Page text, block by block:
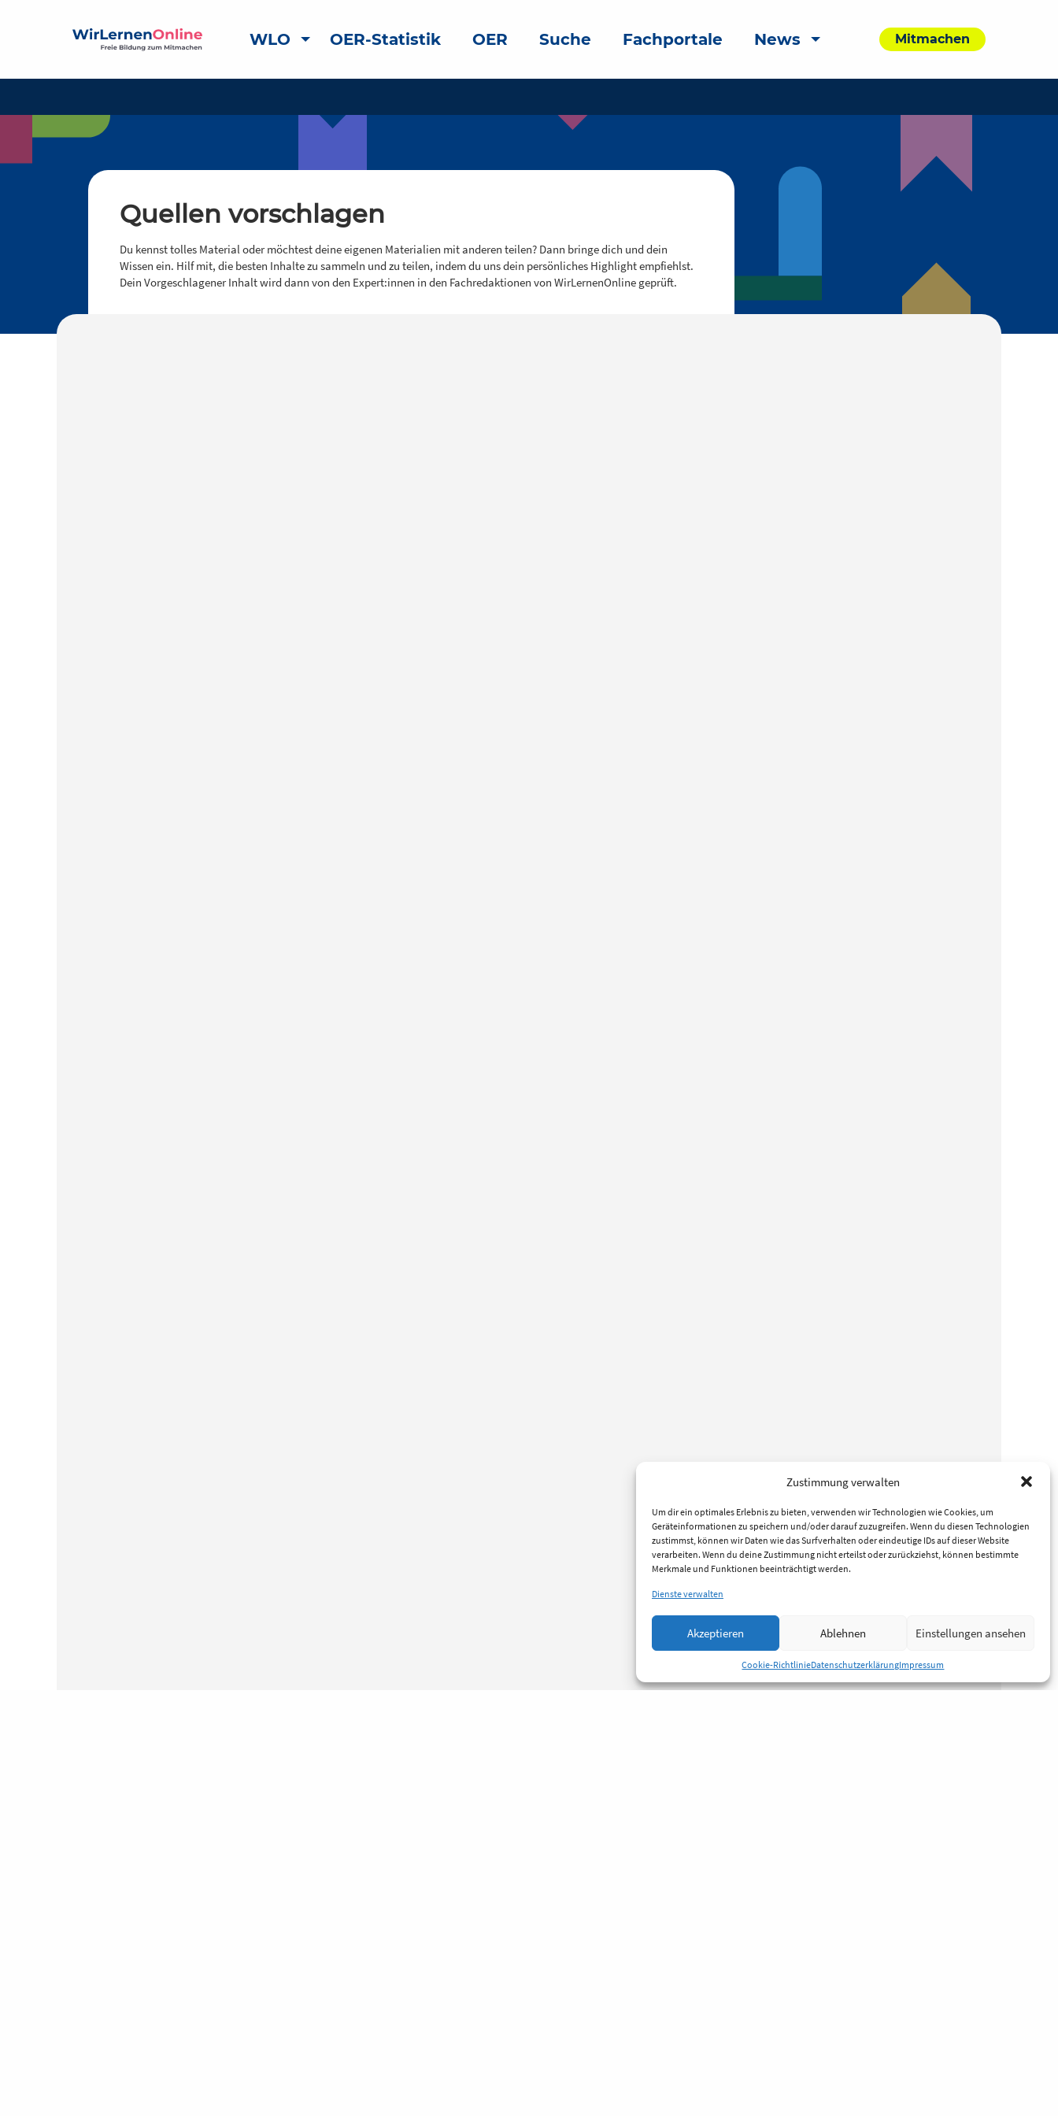
Zustimmung verwalten
Um dir ein optimales Erlebnis zu bieten, verwenden wir Technologien wie Cookies, um
Geräteinformationen zu speichern und/oder darauf zuzugreifen. Wenn du diesen Technologien
zustimmst, können wir Daten wie das Surfverhalten oder eindeutige IDs auf dieser Website
verarbeiten. Wenn du deine Zustimmung nicht erteilst oder zurückziehst, können bestimmte
Merkmale und Funktionen beeinträchtigt werden.
Dienste verwalten
Akzeptieren Ablehnen Einstellungen ansehen
Cookie-RichtlinieDatenschutzerklärungImpressum
WLO OER-Statistik OER Suche Fachportale News Mitmachen
Quellen vorschlagen
Du kennst tolles Material oder möchtest deine eigenen Materialien mit anderen teilen? Dann bringe dich und dein
Wissen ein. Hilf mit, die besten Inhalte zu sammeln und zu teilen, indem du uns dein persönliches Highlight empfiehlst.
Dein Vorgeschlagener Inhalt wird dann von den Expert:innen in den Fachredaktionen von WirLernenOnline geprüft.